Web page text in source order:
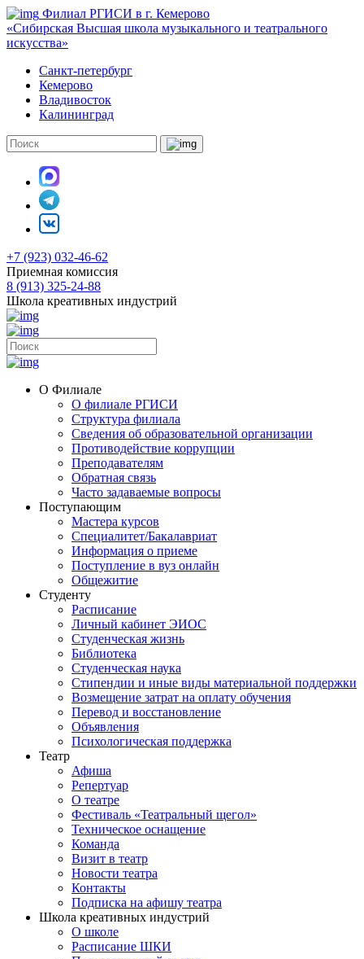
Филиал РГИСИ в г. Кемерово
«Сибирская Высшая школа музыкального и театрального
искусства»
Санкт-петербург
Кемерово
Владивосток
Калининград
+7 (923) 032-46-62
Приемная комиссия
8 (913) 325-24-88
Школа креативных индустрий
О Филиале
О филиале РГИСИ
Структура филиала
Сведения об образовательной организации
Противодействие коррупции
Преподавателям
Обратная связь
Часто задаваемые вопросы
Поступающим
Мастера курсов
Специалитет/Бакалавриат
Информация о приеме
Поступление в вуз онлайн
Общежитие
Студенту
Расписание
Личный кабинет ЭИОС
Студенческая жизнь
Библиотека
Студенческая наука
Стипендии и иные виды материальной поддержки
Возмещение затрат на оплату обучения
Перевод и восстановление
Объявления
Психологическая поддержка
Театр
Афиша
Репертуар
О театре
Фестиваль «Театральный щегол»
Техническое оснащение
Команда
Визит в театр
Новости театра
Контакты
Подписка на афишу театра
Школа креативных индустрий
О школе
Расписание ШКИ